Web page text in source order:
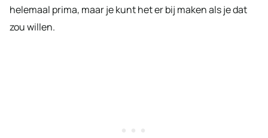
helemaal prima, maar je kunt het er bij maken als je dat
zou willen.